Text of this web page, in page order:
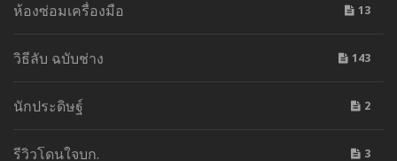
ห้องซ่อมเครื่องมือ 13
วิธีลับ ฉบับช่าง 143
นักประดิษฐ์ 2
รีวิวโดนใจบก. 3